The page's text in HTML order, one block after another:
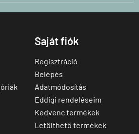
Saját fiók
Regisztráció
Belépés
Adatmódosítás
Eddigi rendeléseim
Kedvenc termékek
Letölthető termékek